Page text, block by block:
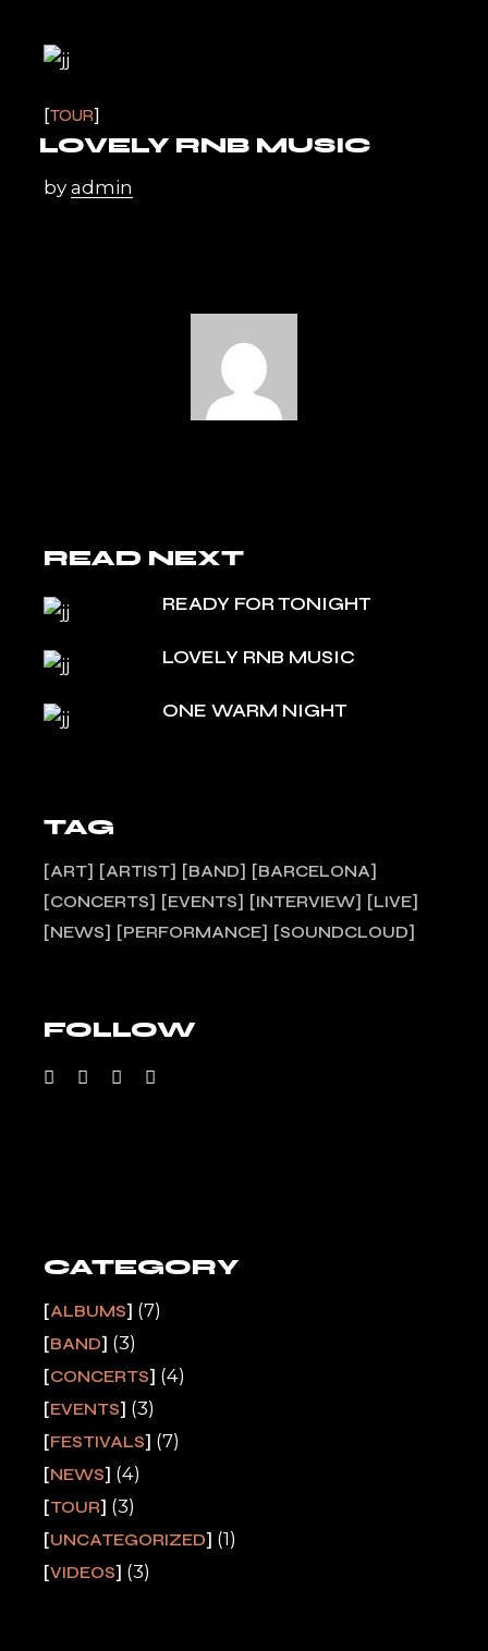
TOUR
LOVELY RNB MUSIC
byadmin
READ NEXT
READY FOR TONIGHT
LOVELY RNB MUSIC
ONE WARM NIGHT
TAG
ART ARTIST BAND
BARCELONA
CONCERTS
EVENTS INTERVIEW
LIVE
NEWS
PERFORMANCE SOUNDCLOUD
FOLLOW
CATEGORY
ALBUMS (7)
BAND (3)
CONCERTS (4)
EVENTS (3)
FESTIVALS (7)
NEWS (4)
TOUR (3)
UNCATEGORIZED (1)
VIDEOS (3)